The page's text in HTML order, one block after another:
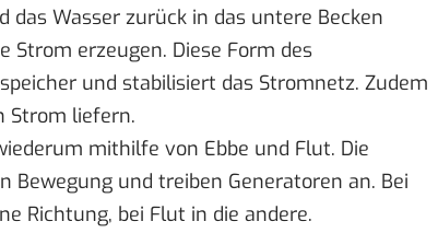
das Wasser zurück in das untere Becken
Strom erzeugen. Diese Form des
und stabilisiert das Stromnetz. Zudem
Strom liefern.
mithilfe von Ebbe und Flut. Die
Bewegung und treiben Generatoren an. Bei
Richtung, bei Flut in die andere.